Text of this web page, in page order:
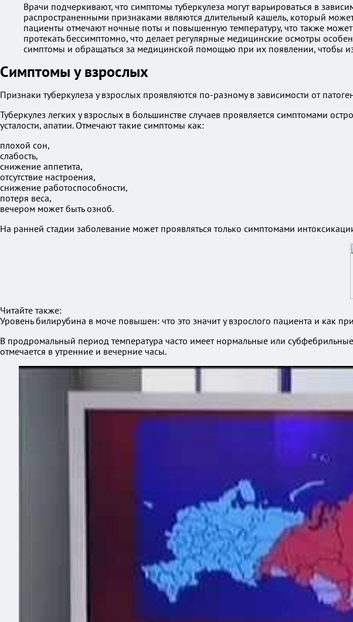
Врачи подчеркивают, что симптомы туберкулеза могут варьироваться в
распространенными признаками являются длительный кашель, который
пациенты отмечают ночные поты и повышенную температуру, что также
протекать бессимптомно, что делает регулярные медицинские осмотры
симптомы и обращаться за медицинской помощью при их появлении, чтобы
Симптомы у взрослых
Признаки туберкулеза у взрослых проявляются по-разному в зависимости от
Туберкулез легких у взрослых в большинстве случаев проявляется симптомами
усталости, апатии. Отмечают такие симптомы как:
плохой сон,
слабость,
снижение аппетита,
отсутствие настроения,
снижение работоспособности,
потеря веса,
вечером может быть озноб.
На ранней стадии заболевание может проявляться только симптомами
Читайте также:
Уровень билирубина в моче повышен: что это значит у взрослого пациента и как
В продромальный период температура часто имеет нормальные или
отмечается в утренние и вечерние часы.